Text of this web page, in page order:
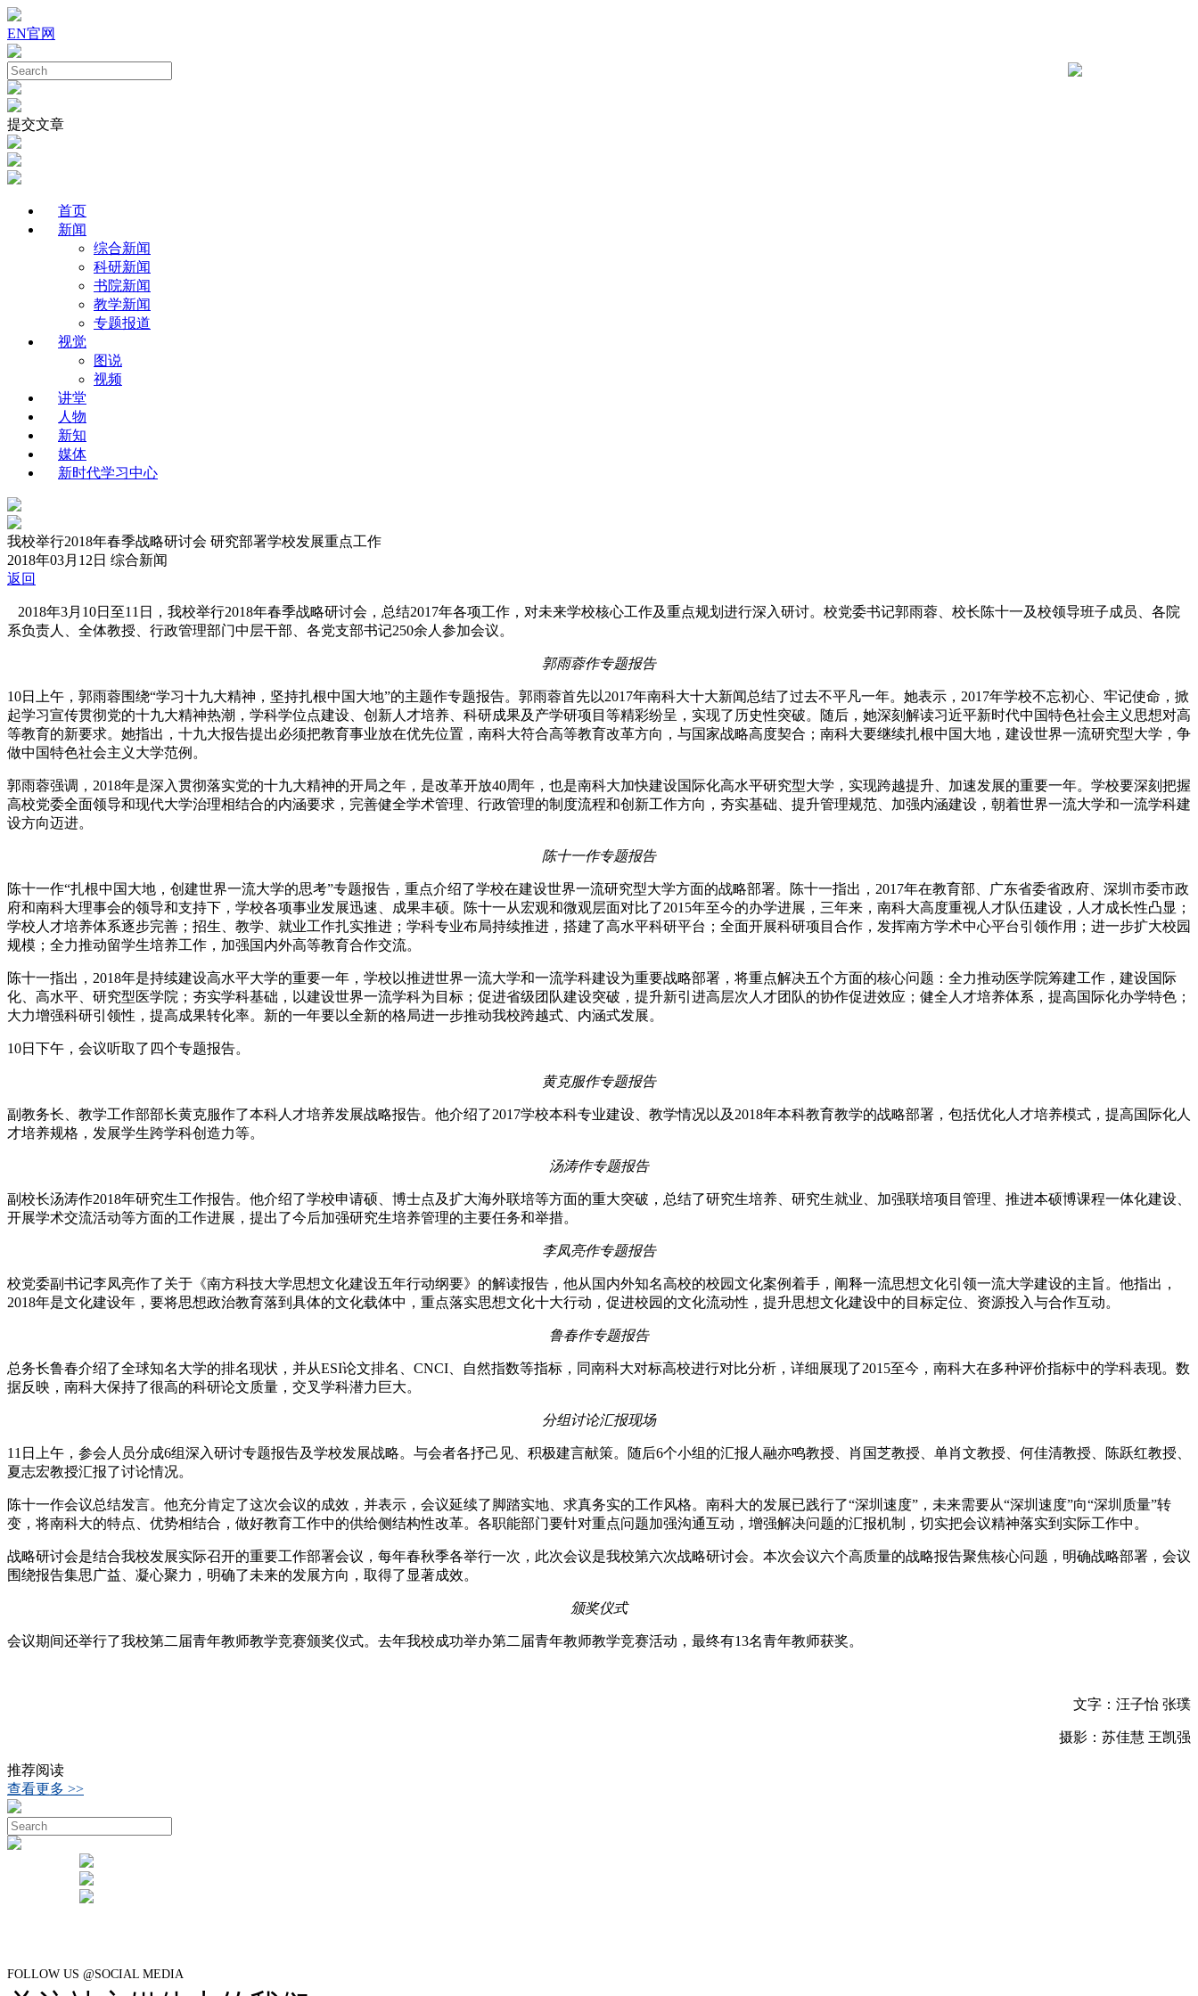
EN官网
提交文章
首页
新闻
综合新闻
科研新闻
书院新闻
教学新闻
专题报道
视觉
图说
视频
讲堂
人物
新知
媒体
新时代学习中心
我校举行2018年春季战略研讨会 研究部署学校发展重点工作
2018年03月12日 综合新闻
返回
2018年3月10日至11日，我校举行2018年春季战略研讨会，总结2017年各项工作，对未来学校核心工作及重点规划进行深入研讨。校党委书记郭雨蓉、校长陈十一及校领导班子成员、各院
系负责人、全体教授、行政管理部门中层干部、各党支部书记250余人参加会议。
郭雨蓉作专题报告
10日上午，郭雨蓉围绕“学习十九大精神，坚持扎根中国大地”的主题作专题报告。郭雨蓉首先以2017年南科大十大新闻总结了过去不平凡一年。她表示，2017年学校不忘初心、牢记使命，掀
起学习宣传贯彻党的十九大精神热潮，学科学位点建设、创新人才培养、科研成果及产学研项目等精彩纷呈，实现了历史性突破。随后，她深刻解读习近平新时代中国特色社会主义思想对高
等教育的新要求。她指出，十九大报告提出必须把教育事业放在优先位置，南科大符合高等教育改革方向，与国家战略高度契合；南科大要继续扎根中国大地，建设世界一流研究型大学，争
做中国特色社会主义大学范例。
郭雨蓉强调，2018年是深入贯彻落实党的十九大精神的开局之年，是改革开放40周年，也是南科大加快建设国际化高水平研究型大学，实现跨越提升、加速发展的重要一年。学校要深刻把握
高校党委全面领导和现代大学治理相结合的内涵要求，完善健全学术管理、行政管理的制度流程和创新工作方向，夯实基础、提升管理规范、加强内涵建设，朝着世界一流大学和一流学科建
设方向迈进。
陈十一作专题报告
陈十一作“扎根中国大地，创建世界一流大学的思考”专题报告，重点介绍了学校在建设世界一流研究型大学方面的战略部署。陈十一指出，2017年在教育部、广东省委省政府、深圳市委市政
府和南科大理事会的领导和支持下，学校各项事业发展迅速、成果丰硕。陈十一从宏观和微观层面对比了2015年至今的办学进展，三年来，南科大高度重视人才队伍建设，人才成长性凸显；
学校人才培养体系逐步完善；招生、教学、就业工作扎实推进；学科专业布局持续推进，搭建了高水平科研平台；全面开展科研项目合作，发挥南方学术中心平台引领作用；进一步扩大校园
规模；全力推动留学生培养工作，加强国内外高等教育合作交流。
陈十一指出，2018年是持续建设高水平大学的重要一年，学校以推进世界一流大学和一流学科建设为重要战略部署，将重点解决五个方面的核心问题：全力推动医学院筹建工作，建设国际
化、高水平、研究型医学院；夯实学科基础，以建设世界一流学科为目标；促进省级团队建设突破，提升新引进高层次人才团队的协作促进效应；健全人才培养体系，提高国际化办学特色；
大力增强科研引领性，提高成果转化率。新的一年要以全新的格局进一步推动我校跨越式、内涵式发展。
10日下午，会议听取了四个专题报告。
黄克服作专题报告
副教务长、教学工作部部长黄克服作了本科人才培养发展战略报告。他介绍了2017学校本科专业建设、教学情况以及2018年本科教育教学的战略部署，包括优化人才培养模式，提高国际化人
才培养规格，发展学生跨学科创造力等。
汤涛作专题报告
副校长汤涛作2018年研究生工作报告。他介绍了学校申请硕、博士点及扩大海外联培等方面的重大突破，总结了研究生培养、研究生就业、加强联培项目管理、推进本硕博课程一体化建设、
开展学术交流活动等方面的工作进展，提出了今后加强研究生培养管理的主要任务和举措。
李凤亮作专题报告
校党委副书记李凤亮作了关于《南方科技大学思想文化建设五年行动纲要》的解读报告，他从国内外知名高校的校园文化案例着手，阐释一流思想文化引领一流大学建设的主旨。他指出，
2018年是文化建设年，要将思想政治教育落到具体的文化载体中，重点落实思想文化十大行动，促进校园的文化流动性，提升思想文化建设中的目标定位、资源投入与合作互动。
鲁春作专题报告
总务长鲁春介绍了全球知名大学的排名现状，并从ESI论文排名、CNCI、自然指数等指标，同南科大对标高校进行对比分析，详细展现了2015至今，南科大在多种评价指标中的学科表现。数
据反映，南科大保持了很高的科研论文质量，交叉学科潜力巨大。
分组讨论汇报现场
11日上午，参会人员分成6组深入研讨专题报告及学校发展战略。与会者各抒己见、积极建言献策。随后6个小组的汇报人融亦鸣教授、肖国芝教授、单肖文教授、何佳清教授、陈跃红教授、
夏志宏教授汇报了讨论情况。
陈十一作会议总结发言。他充分肯定了这次会议的成效，并表示，会议延续了脚踏实地、求真务实的工作风格。南科大的发展已践行了“深圳速度”，未来需要从“深圳速度”向“深圳质量”转
变，将南科大的特点、优势相结合，做好教育工作中的供给侧结构性改革。各职能部门要针对重点问题加强沟通互动，增强解决问题的汇报机制，切实把会议精神落实到实际工作中。
战略研讨会是结合我校发展实际召开的重要工作部署会议，每年春秋季各举行一次，此次会议是我校第六次战略研讨会。本次会议六个高质量的战略报告聚焦核心问题，明确战略部署，会议
围绕报告集思广益、凝心聚力，明确了未来的发展方向，取得了显著成效。
颁奖仪式
会议期间还举行了我校第二届青年教师教学竞赛颁奖仪式。去年我校成功举办第二届青年教师教学竞赛活动，最终有13名青年教师获奖。
文字：汪子怡 张璞
摄影：苏佳慧 王凯强
推荐阅读
查看更多 >>
FOLLOW US @SOCIAL MEDIA